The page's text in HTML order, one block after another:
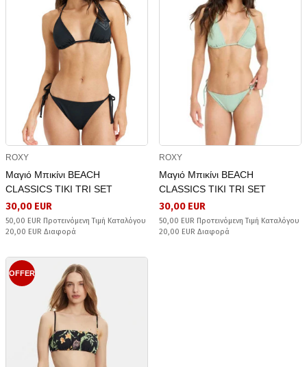
ROXY
Μαγιό Μπικίνι BEACH
CLASSICS TIKI TRI SET
30,00 EUR
50,00 EUR Προτεινόμενη Τιμή Καταλόγου
20,00 EUR Διαφορά
ROXY
Μαγιό Μπικίνι BEACH
CLASSICS TIKI TRI SET
30,00 EUR
50,00 EUR Προτεινόμενη Τιμή Καταλόγου
20,00 EUR Διαφορά
OFFER